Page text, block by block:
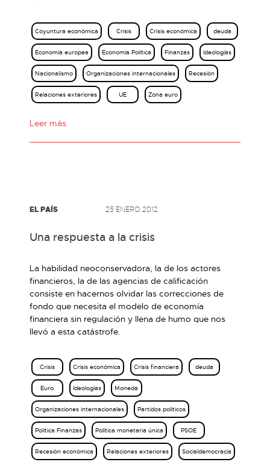
Coyuntura económica Crisis Crisis económica deuda
Economía europea Economía Política Finanzas Ideologías
Nacionalismo Organizaciones internacionales Recesión
Relaciones exteriores UE Zona euro
Leer más
EL PAÍS 25 ENERO 2012
Una respuesta a la crisis
La habilidad neoconservadora, la de los actores
financieros, la de las agencias de calificación
consiste en hacernos olvidar las correcciones de
fondo que necesita el modelo de economía
financiera sin regulación y llena de humo que nos
llevó a esta catástrofe.
Crisis Crisis económica Crisis financiera deuda
Euro Ideologías Moneda
Organizaciones internacionales Partidos políticos
Política Finanzas Política monetaria única PSOE
Recesión económica Relaciones exteriores Socialdemocracia